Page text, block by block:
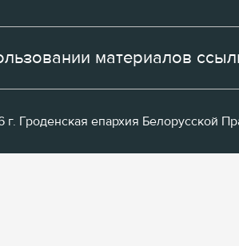
материалов
Гроденская епархия Белорусской